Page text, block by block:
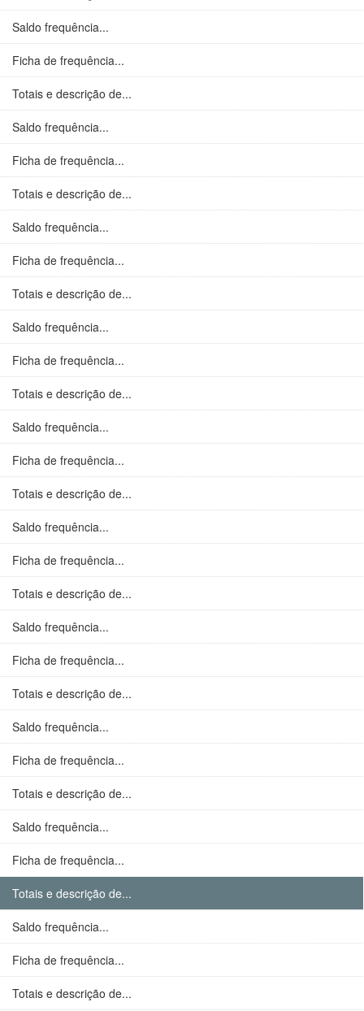
Saldo frequência...
Ficha de frequência...
Totais e descrição de...
Saldo frequência...
Ficha de frequência...
Totais e descrição de...
Saldo frequência...
Ficha de frequência...
Totais e descrição de...
Saldo frequência...
Ficha de frequência...
Totais e descrição de...
Saldo frequência...
Ficha de frequência...
Totais e descrição de...
Saldo frequência...
Ficha de frequência...
Totais e descrição de...
Saldo frequência...
Ficha de frequência...
Totais e descrição de...
Saldo frequência...
Ficha de frequência...
Totais e descrição de...
Saldo frequência...
Ficha de frequência...
Totais e descrição de...
Saldo frequência...
Ficha de frequência...
Totais e descrição de...